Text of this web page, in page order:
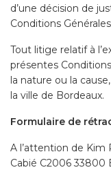
d’une décision de
Conditions
Tout litige relatif à
présentes
la nature ou la
la ville de Bordeaux.
Formulaire de
A l’attention de Kim
Cabié C2006 33800